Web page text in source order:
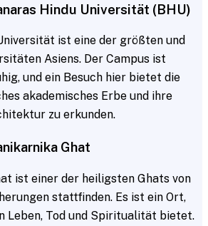
Hindu Universität (BHU)
ist eine der größten und
Asiens. Der Campus ist
und ein Besuch hier bietet die
akademisches Erbe und ihre
zu erkunden.
Ghat
ist einer der heiligsten Ghats von
stattfinden. Es ist ein Ort,
Leben, Tod und Spiritualität bietet.